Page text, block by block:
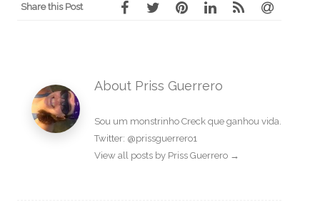
Share this Post
About Priss Guerrero
Sou um monstrinho Creck que ganhou vida.
Twitter: @prissguerrero1
View all posts by Priss Guerrero →